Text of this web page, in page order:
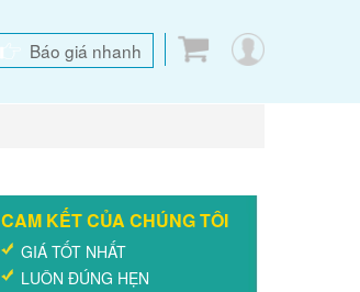
Báo giá nhanh
CAM KẾT CỦA CHÚNG TÔI
GIÁ TỐT NHẤT
LUÔN ĐÚNG HẸN